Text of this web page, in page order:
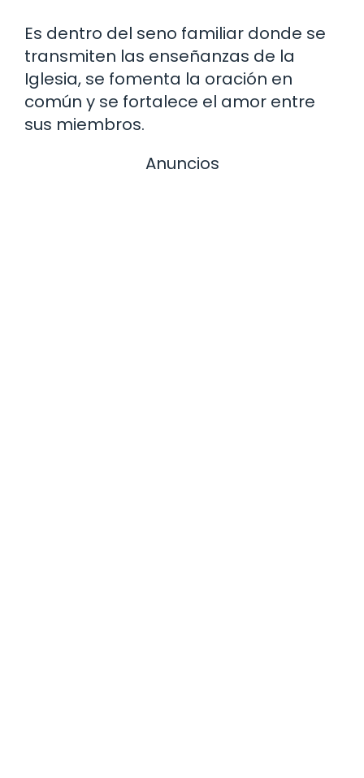
Es dentro del seno familiar donde se
transmiten las enseñanzas de la
Iglesia, se fomenta la oración en
común y se fortalece el amor entre
sus miembros.
Anuncios